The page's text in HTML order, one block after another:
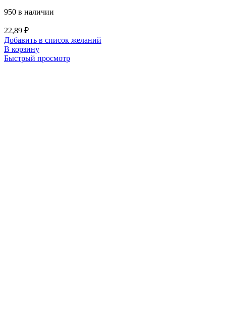
950 в наличии
22,89 ₽
Добавить в список желаний
В корзину
Быстрый просмотр